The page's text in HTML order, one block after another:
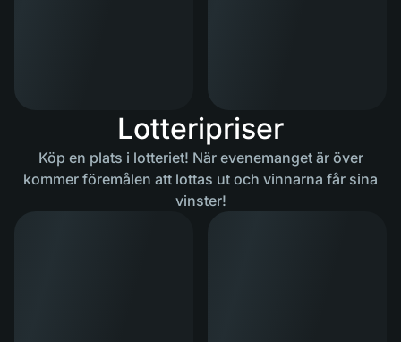
Lotteripriser
Köp en plats i lotteriet! När evenemanget är över
kommer föremålen att lottas ut och vinnarna får sina
vinster!